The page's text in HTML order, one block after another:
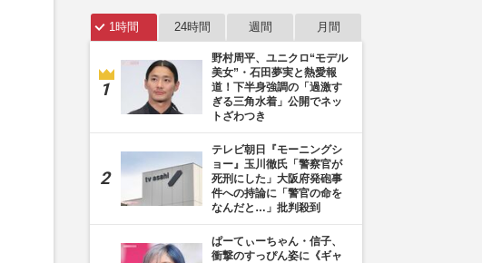
1時間 24時間 週間 月間
野村周平、ユニクロ“モデル
美女”・石田夢実と熱愛報
道！下半身強調の「過激す
ぎる三角水着」公開でネッ
トざわつき
テレビ朝日『モーニングシ
ョー』玉川徹氏「警察官が
死刑にした」大阪府発砲事
件への持論に「警官の命を
なんだと…」批判殺到
ぱーてぃーちゃん・信子、
衝撃のすっぴん姿に《ギャ